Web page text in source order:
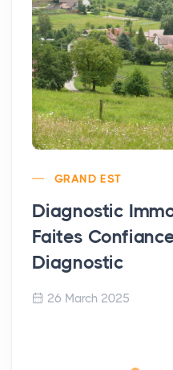
GRAND EST
Diagnostic
Faites
Diagnostic
26 March 2025